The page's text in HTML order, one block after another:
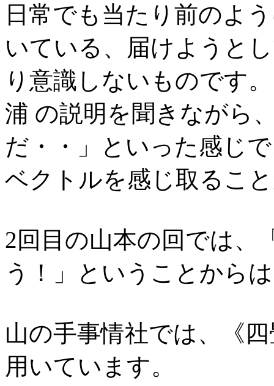
日常でも当たり前のよ
いている、届けようと
り意識しないものです。
浦 の説明を聞きながら
だ・・」といった感じ
ベクトルを感じ取るこ
2回目の山本の回では、
う！」ということから
山の手事情社では、《
用いています。